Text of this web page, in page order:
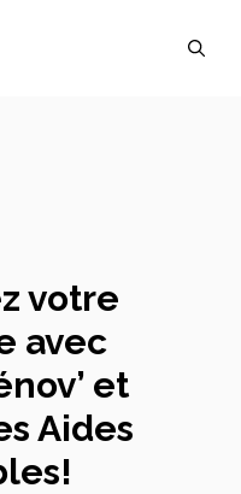
votre
avec
et
Aides